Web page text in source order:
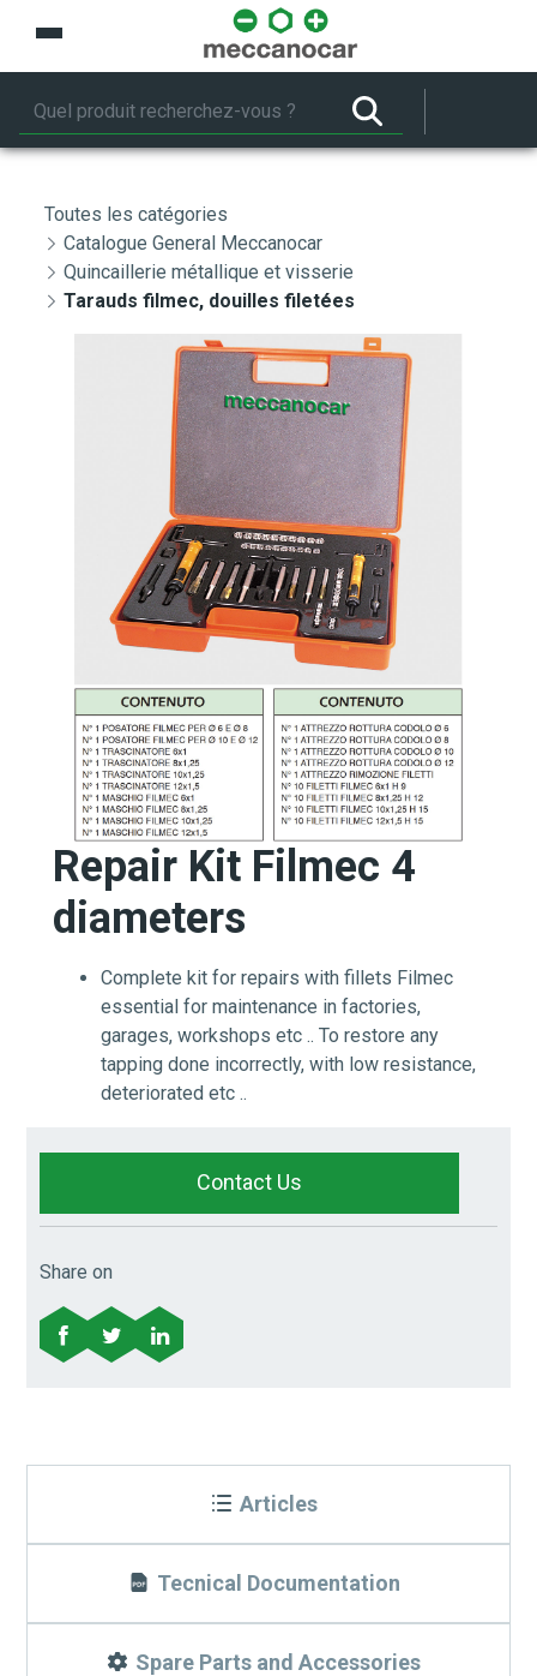
Saut au contenu principal
Toutes les catégories
Catalogue General Meccanocar
Quincaillerie métallique et visserie
Tarauds filmec, douilles filetées
Repair Kit Filmec 4
diameters
Complete kit for repairs with fillets Filmec
essential for maintenance in factories,
garages, workshops etc .. To restore any
tapping done incorrectly, with low resistance,
deteriorated etc ..
Contact Us
Share on
Articles
Tecnical Documentation
Spare Parts and Accessories